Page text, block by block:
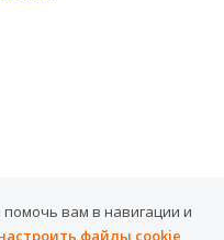
вам в навигации и
файлы cookie